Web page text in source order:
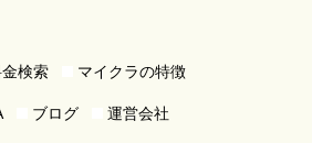
検索 マイクラの特徴
ブログ 運営会社